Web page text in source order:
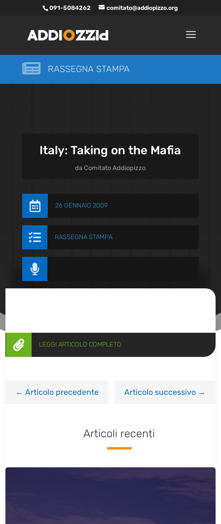
091-5084262 comitato@addiopizzo.org
 RASSEGNA STAMPA
Italy: Taking on the Mafia
daComitato Addiopizzo
 26 GENNAIO 2009
 RASSEGNA STAMPA

 LEGGI ARTICOLO COMPLETO
←Articolo precedente Articolo successivo→
Articoli recenti